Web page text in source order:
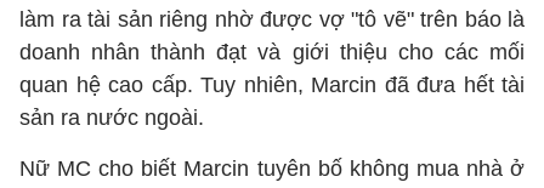
làm ra tài sản riêng nhờ được vợ "tô vẽ" trên báo là
doanh nhân thành đạt và giới thiệu cho các mối
quan hệ cao cấp. Tuy nhiên, Marcin đã đưa hết tài
sản ra nước ngoài.
Nữ MC cho biết Marcin tuyên bố không mua nhà ở